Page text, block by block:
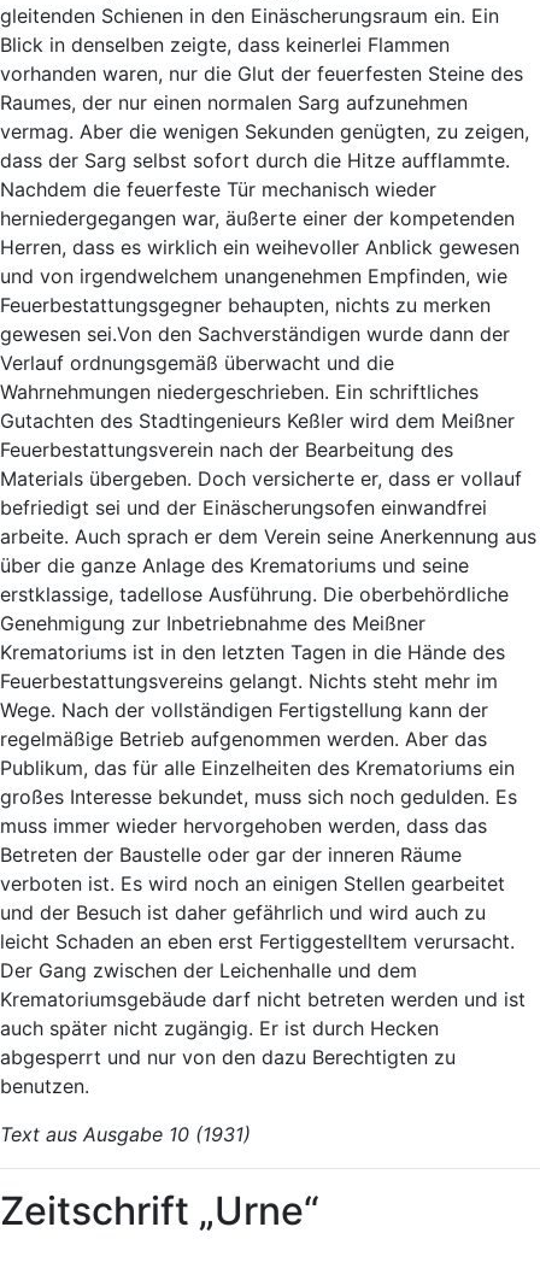
gleitenden Schienen in den Einäscherungsraum ein. Ein
Blick in denselben zeigte, dass keinerlei Flammen
vorhanden waren, nur die Glut der feuerfesten Steine des
Raumes, der nur einen normalen Sarg aufzunehmen
vermag. Aber die wenigen Sekunden genügten, zu zeigen,
dass der Sarg selbst sofort durch die Hitze aufflammte.
Nachdem die feuerfeste Tür mechanisch wieder
herniedergegangen war, äußerte einer der kompetenden
Herren, dass es wirklich ein weihevoller Anblick gewesen
und von irgendwelchem unangenehmen Empfinden, wie
Feuerbestattungsgegner behaupten, nichts zu merken
gewesen sei.Von den Sachverständigen wurde dann der
Verlauf ordnungsgemäß überwacht und die
Wahrnehmungen niedergeschrieben. Ein schriftliches
Gutachten des Stadtingenieurs Keßler wird dem Meißner
Feuerbestattungsverein nach der Bearbeitung des
Materials übergeben. Doch versicherte er, dass er vollauf
befriedigt sei und der Einäscherungsofen einwandfrei
arbeite. Auch sprach er dem Verein seine Anerkennung aus
über die ganze Anlage des Krematoriums und seine
erstklassige, tadellose Ausführung. Die oberbehördliche
Genehmigung zur Inbetriebnahme des Meißner
Krematoriums ist in den letzten Tagen in die Hände des
Feuerbestattungsvereins gelangt. Nichts steht mehr im
Wege. Nach der vollständigen Fertigstellung kann der
regelmäßige Betrieb aufgenommen werden. Aber das
Publikum, das für alle Einzelheiten des Krematoriums ein
großes Interesse bekundet, muss sich noch gedulden. Es
muss immer wieder hervorgehoben werden, dass das
Betreten der Baustelle oder gar der inneren Räume
verboten ist. Es wird noch an einigen Stellen gearbeitet
und der Besuch ist daher gefährlich und wird auch zu
leicht Schaden an eben erst Fertiggestelltem verursacht.
Der Gang zwischen der Leichenhalle und dem
Krematoriumsgebäude darf nicht betreten werden und ist
auch später nicht zugängig. Er ist durch Hecken
abgesperrt und nur von den dazu Berechtigten zu
benutzen.
Text aus Ausgabe 10 (1931)
Zeitschrift „Urne“